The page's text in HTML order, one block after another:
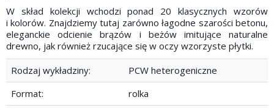
W skład kolekcji wchodzi ponad 20 klasycznych wzorów
i kolorów. Znajdziemy tutaj zarówno łagodne szarości betonu,
eleganckie odcienie brązów i beżów imitujące naturalne
drewno, jak również rzucające się w oczy wzorzyste płytki.
Rodzaj wykładziny:
PCW heterogeniczne
Format:
rolka